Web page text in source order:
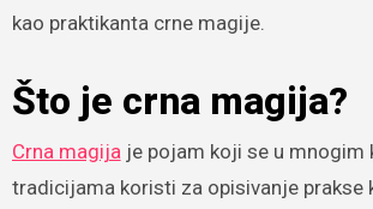
kao praktikanta crne magije.
Što je crna magija?
Crna magija je pojam koji se u mnogim
tradicijama koristi za opisivanje prakse